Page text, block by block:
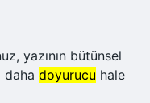
yazının bütünsel
daha doyurucu hale